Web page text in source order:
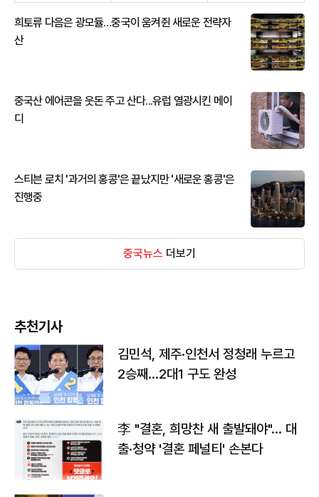
희토류 다음은 광모듈…중국이 움켜쥔 새로운 전략자
산
중국산 에어콘을 웃돈 주고 산다...유럽 열광시킨 메이
디
스티븐 로치 '과거의 홍콩'은 끝났지만 '새로운 홍콩'은
진행중
중국뉴스 더보기
추천기사
김민석, 제주·인천서 정청래 누르고
2승째…2대1 구도 완성
李 "결혼, 희망찬 새 출발돼야"… 대
출·청약 '결혼 페널티' 손본다